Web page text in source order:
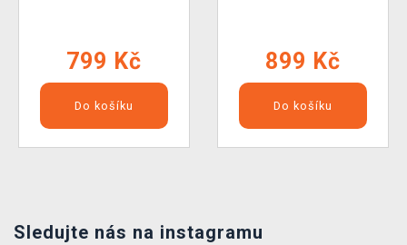
799 Kč
Do košíku
899 Kč
Do košíku
Sledujte nás na instagramu